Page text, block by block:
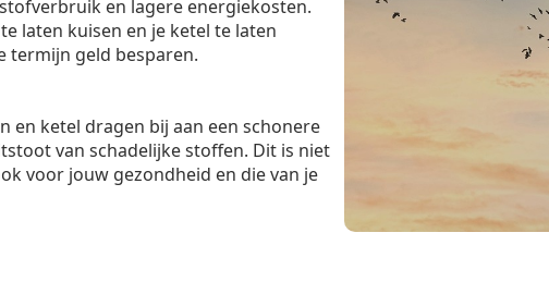
en lagere energiekosten.
laten kuisen en je ketel te laten
termijn geld besparen.
en ketel dragen bij aan een schonere
van schadelijke stoffen. Dit is niet
voor jouw gezondheid en die van je